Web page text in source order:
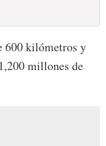
600 kilómetros y
millones de